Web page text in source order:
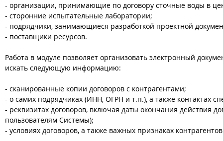
- организации, принимающие по договору сточные воды в
- сторонние испытательные лаборатории;
- подрядчики, занимающиеся разработкой проектной
- поставщики ресурсов.
Работа в модуле позволяет организовать электронный
искать следующую информацию:
- сканированные копии договоров с контрагентами;
- о самих подрядчиках (ИНН, ОГРН и т.п.), а также контактах
- реквизитах договоров, включая даты окончания действия
пользователям Системы);
- условиях договоров, а также важных признаках